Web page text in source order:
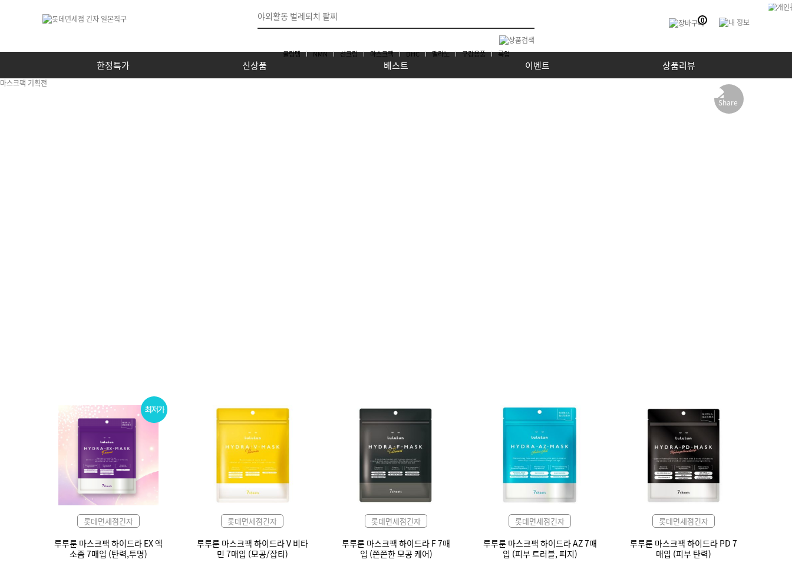
쿨링템 NMN 선크림 마스크팩 DHC 멜라노 구강용품 룩업
0
한정특가 신상품 베스트 이벤트 상품리뷰
마스크팩 기획전
롯데면세점긴자
루루룬 마스크팩 하이드라 EX 엑
소좀 7매입 (탄력,투명)
롯데면세점긴자
루루룬 마스크팩 하이드라 V 비타
민 7매입 (모공/잡티)
롯데면세점긴자
루루룬 마스크팩 하이드라 F 7매
입 (쫀쫀한 모공 케어)
롯데면세점긴자
루루룬 마스크팩 하이드라 AZ 7매
입 (피부 트러블, 피지)
롯데면세점긴자
루루룬 마스크팩 하이드라 PD 7
매입 (피부 탄력)